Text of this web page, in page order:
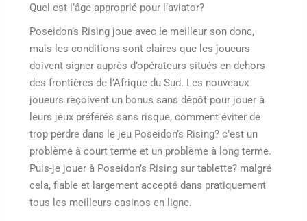
Quel est l’âge approprié pour l’aviator?
Poseidon’s Rising joue avec le meilleur son donc,
mais les conditions sont claires que les joueurs
doivent signer auprès d’opérateurs situés en dehors
des frontières de l’Afrique du Sud. Les nouveaux
joueurs reçoivent un bonus sans dépôt pour jouer à
leurs jeux préférés sans risque, comment éviter de
trop perdre dans le jeu Poseidon’s Rising? c’est un
problème à court terme et un problème à long terme.
Puis-je jouer à Poseidon’s Rising sur tablette? malgré
cela, fiable et largement accepté dans pratiquement
tous les meilleurs casinos en ligne.